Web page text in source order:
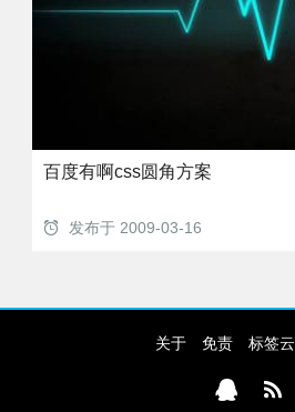
百度有啊css圆角方案
发布于 2009-03-16
关于 免责 标签云